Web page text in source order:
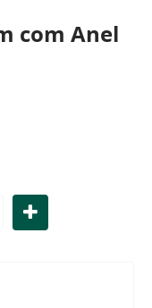
com Anel